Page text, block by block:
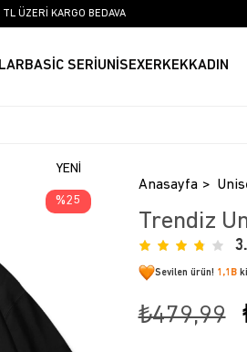
ÜZERİ KARGO BEDAVA
BASİC SERİ UNİSEXERKEKKADIN
YENI
ÜRÜN
25
Anasayfa
Trendiz
Sevilen ürün! 1,1B
₺479,99